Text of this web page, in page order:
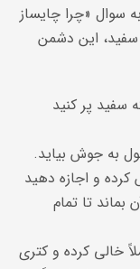
سوال «چرا چایساز
این دشمن
سفید پر کنید
به جوش بیاید.
و اجازه دهید
۳ ساعت در آن بماند تا تمام
خالی کرده و کتری